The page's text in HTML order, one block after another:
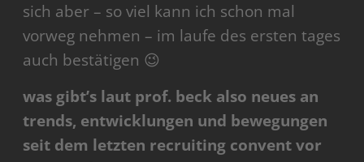
sich aber – so viel kann ich schon mal
vorweg nehmen – im laufe des ersten tages
auch bestätigen 😉
was gibt’s laut prof. beck also neues an
trends, entwicklungen und bewegungen
seit dem letzten recruiting convent vor